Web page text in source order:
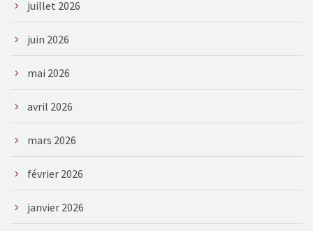
juillet 2026
juin 2026
mai 2026
avril 2026
mars 2026
février 2026
janvier 2026